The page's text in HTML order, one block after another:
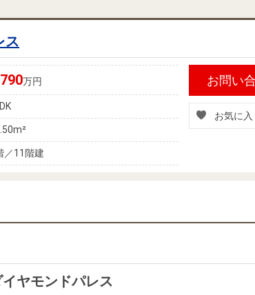
ス
万円
／11階建
お問い
お気に
ヤモンドパレス